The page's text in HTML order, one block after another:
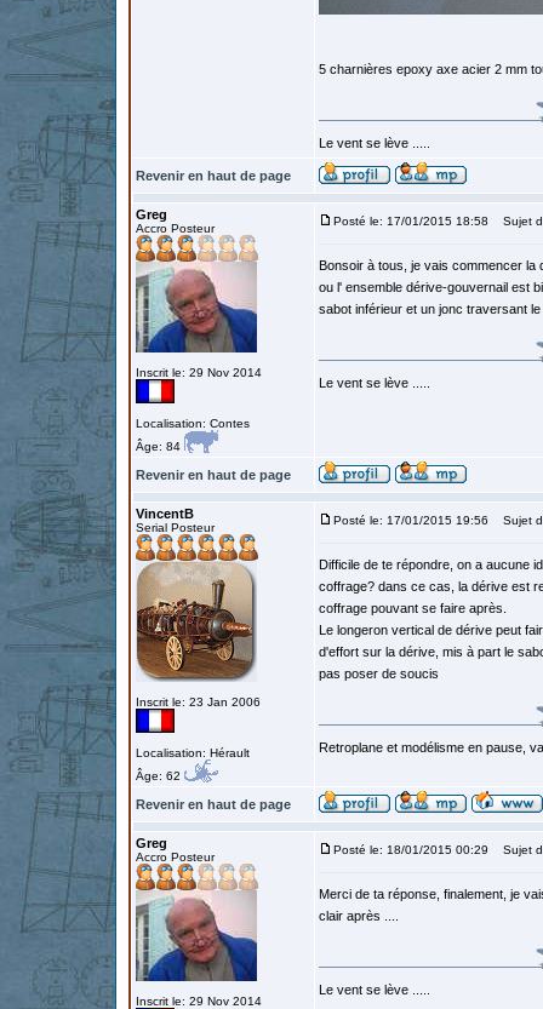
5 charnières epoxy axe acier 2 mm
Le vent se lève .....
Revenir en haut de page
Greg
Accro Posteur
Inscrit le: 29 Nov 2014
Localisation: Contes
Âge: 84
Posté le: 17/01/2015 18:58 Sujet
Bonsoir à tous, je vais commencer la
ou l' ensemble dérive-gouvernail est
sabot inférieur et un jonc traversant
Le vent se lève .....
Revenir en haut de page
VincentB
Serial Posteur
Inscrit le: 23 Jan 2006
Localisation: Hérault
Âge: 62
Posté le: 17/01/2015 19:56 Sujet
Difficile de te répondre, on a aucune
coffrage? dans ce cas, la dérive est
coffrage pouvant se faire après.
Le longeron vertical de dérive peut
d'effort sur la dérive, mis à part le
pas poser de soucis
Retroplane et modélisme en pause,
Revenir en haut de page
Greg
Accro Posteur
Inscrit le: 29 Nov 2014
Posté le: 18/01/2015 00:29 Sujet
Merci de ta réponse, finalement, je
clair après ....
Le vent se lève .....